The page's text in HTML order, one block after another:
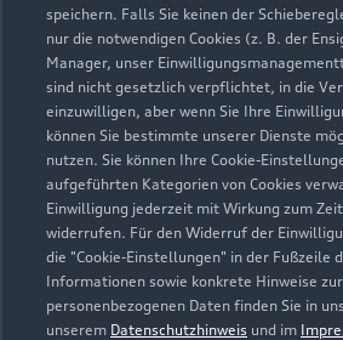
speichern. Falls Sie keinen der
nur die notwendigen Cookies (z. B. der
Manager, unser
sind nicht gesetzlich verpflichtet, in die
einzuwilligen, aber wenn Sie Ihre
können Sie bestimmte unserer Dienste
nutzen. Sie können Ihre Cookie-
aufgeführten Kategorien von Cookies
Einwilligung jederzeit mit Wirkung zum
widerrufen. Für den Widerruf der
die "Cookie-Einstellungen" in der Fußzeile
Informationen sowie konkrete Hinweise
personenbezogenen Daten finden Sie in
unserem Datenschutzhinweis und im
info.wic@scherer-gruppe.de
Kontaktdaten herunterladen
Öffnungszeiten
Service
Geschlossen,öffnet am